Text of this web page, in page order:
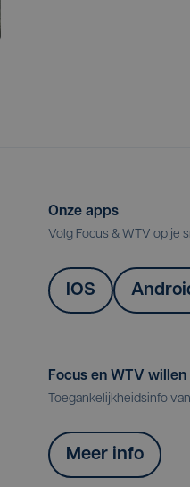
Onze apps
Volg Focus & WTV op je
IOS
Focus en WTV
Toegankelijkheidsinfo
Meer info